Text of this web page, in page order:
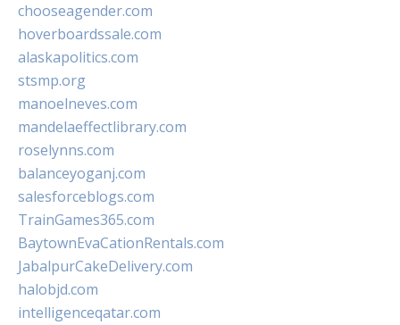
chooseagender.com
hoverboardssale.com
alaskapolitics.com
stsmp.org
manoelneves.com
mandelaeffectlibrary.com
roselynns.com
balanceyoganj.com
salesforceblogs.com
TrainGames365.com
BaytownEvaCationRentals.com
JabalpurCakeDelivery.com
halobjd.com
intelligenceqatar.com